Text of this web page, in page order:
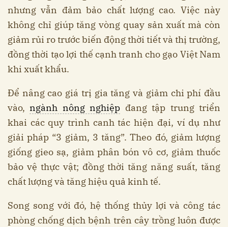
nhưng vẫn đảm bảo chất lượng cao. Việc này
không chỉ giúp tăng vòng quay sản xuất mà còn
giảm rủi ro trước biến động thời tiết và thị trường,
đồng thời tạo lợi thế cạnh tranh cho gạo Việt Nam
khi xuất khẩu.
Để nâng cao giá trị gia tăng và giảm chi phí đầu
vào,ngành nông nghiệp đang tập trung triển
khai các quy trình canh tác hiện đại, ví dụ như
giải pháp “3 giảm, 3 tăng”. Theo đó, giảm lượng
giống gieo sạ, giảm phân bón vô cơ, giảm thuốc
bảo vệ thực vật; đồng thời tăng năng suất, tăng
chất lượng và tăng hiệu quả kinh tế.
Song song với đó, hệ thống thủy lợi và công tác
phòng chống dịch bệnh trên cây trồng luôn được